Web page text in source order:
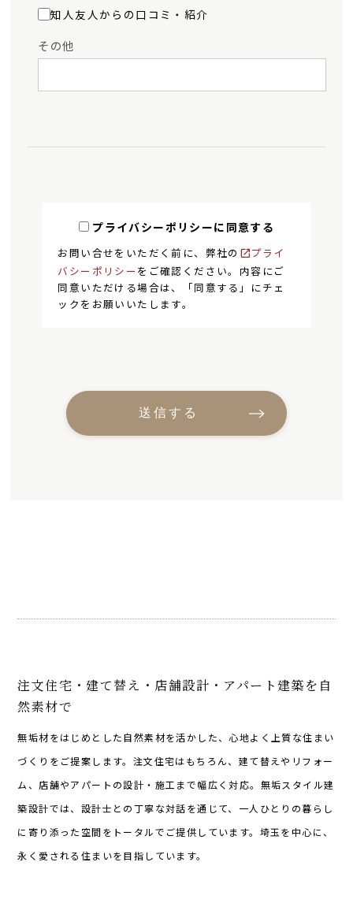
知人友人からの口コミ・紹介
その他
プライバシーポリシーに同意する
お問い合せをいただく前に、弊社の
プライ
バシーポリシー をご確認ください。内容にご
同意いただける場合は、「同意する」にチェ
ックをお願いいたします。
注文住宅・建て替え・店舗設計・アパート建築を自
然素材で
無垢材をはじめとした自然素材を活かした、心地よく上質な住まい
づくりをご提案します。注文住宅はもちろん、建て替えやリフォー
ム、店舗やアパートの設計・施工まで幅広く対応。無垢スタイル建
築設計では、設計士との丁寧な対話を通じて、一人ひとりの暮らし
に寄り添った空間をトータルでご提供しています。埼玉を中心に、
永く愛される住まいを目指しています。